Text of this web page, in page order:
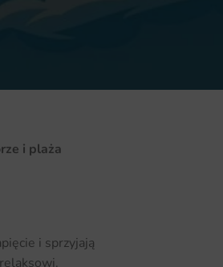
i plaża
i sprzyjają